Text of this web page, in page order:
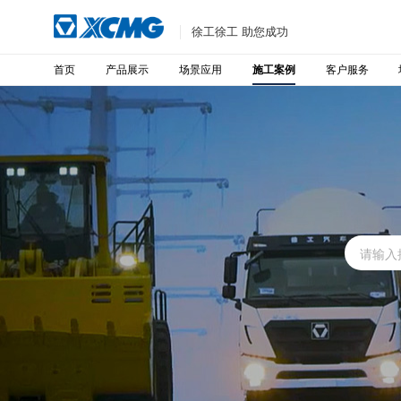
徐工徐工 助您成功
首页 产品展示 场景应用 施工案例 客户服务